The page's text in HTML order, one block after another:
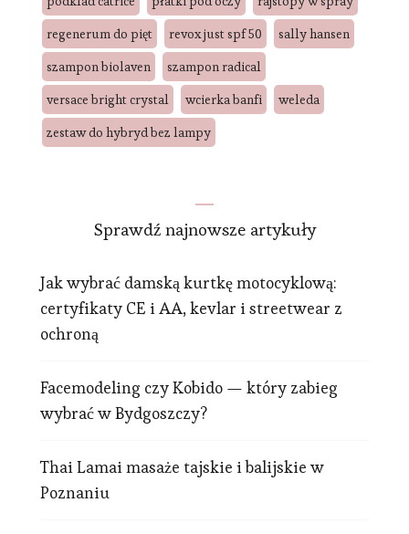
regenerum do pięt
revox just spf 50
sally hansen
szampon biolaven
szampon radical
versace bright crystal
wcierka banfi
weleda
zestaw do hybryd bez lampy
Sprawdź najnowsze artykuły
Jak wybrać damską kurtkę motocyklową:
certyfikaty CE i AA, kevlar i streetwear z
ochroną
Facemodeling czy Kobido — który zabieg
wybrać w Bydgoszczy?
Thai Lamai masaże tajskie i balijskie w
Poznaniu